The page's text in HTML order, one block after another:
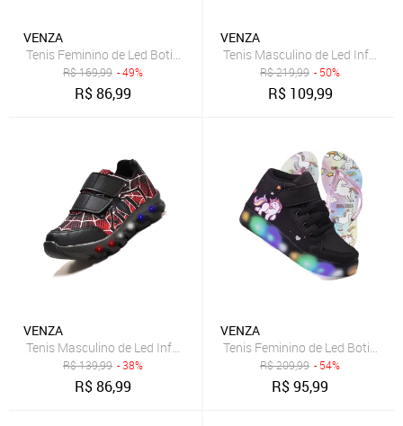
VENZA
Tenis Feminino de Led Botinha Borboleta Glitter Calce Facil
R$169,99 - 49%
R$86,99
VENZA
Tenis Masculino de Led Infantil
R$219,99 - 50%
R$ 109,99
VENZA
Tenis Masculino de Led Infantil Aranha Calce Facil Original
R$139,99 - 38%
R$86,99
VENZA
Tenis Feminino de Led Botinha
R$209,99 - 54%
R$95,99